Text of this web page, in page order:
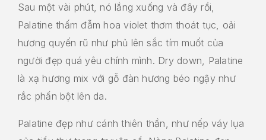
Sau một vài phút, nó lắng xuống và đây rồi,
Palatine thấm đẫm hoa violet thơm thoát tục, oải
hương quyến rũ như phủ lên sắc tím muốt của
người đẹp quá yêu chính mình. Dry down, Palatine
là xạ hương mix với gỗ đàn hương béo ngậy như
rắc phấn bột lên da.
Palatine đẹp như cánh thiên thần, như nếp váy lụa